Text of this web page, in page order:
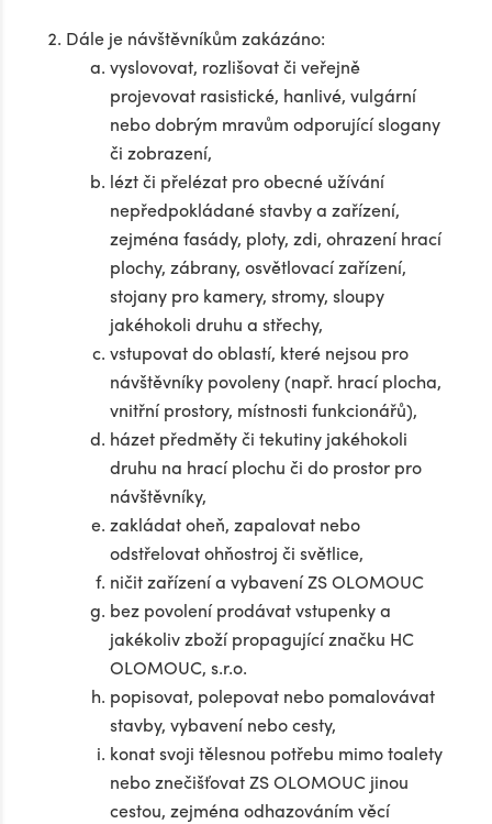
Dále je návštěvníkům zakázáno:
vyslovovat, rozlišovat či veřejně
projevovat rasistické, hanlivé, vulgární
nebo dobrým mravům odporující slogany
či zobrazení,
lézt či přelézat pro obecné užívání
nepředpokládané stavby a zařízení,
zejména fasády, ploty, zdi, ohrazení hrací
plochy, zábrany, osvětlovací zařízení,
stojany pro kamery, stromy, sloupy
jakéhokoli druhu a střechy,
vstupovat do oblastí, které nejsou pro
návštěvníky povoleny (např. hrací plocha,
vnitřní prostory, místnosti funkcionářů),
házet předměty či tekutiny jakéhokoli
druhu na hrací plochu či do prostor pro
návštěvníky,
zakládat oheň, zapalovat nebo
odstřelovat ohňostroj či světlice,
ničit zařízení a vybavení ZS OLOMOUC
bez povolení prodávat vstupenky a
jakékoliv zboží propagující značku HC
OLOMOUC, s.r.o.
popisovat, polepovat nebo pomalovávat
stavby, vybavení nebo cesty,
konat svoji tělesnou potřebu mimo toalety
nebo znečišťovat ZS OLOMOUC jinou
cestou, zejména odhazováním věcí